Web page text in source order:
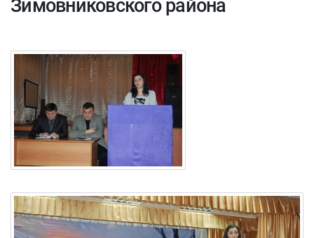
Зимовниковского района